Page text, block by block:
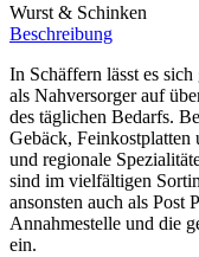
Wurst & Schinken
Beschreibung
In Schäffern lässt es
als Nahversorger auf
des täglichen Bedarfs.
Gebäck, Feinkostplatten
und regionale
sind im vielfältigen
ansonsten auch als Post
Annahmestelle und die
ein.